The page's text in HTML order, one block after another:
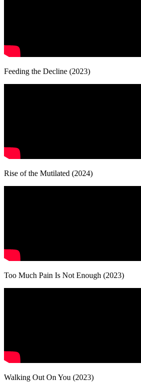
Feeding the Decline (2023)
Rise of the Mutilated (2024)
Too Much Pain Is Not Enough (2023)
Walking Out On You (2023)